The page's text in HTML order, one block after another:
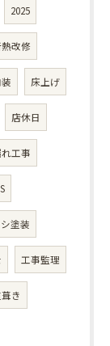
2025
改修
床上げ
店休日
工事
塗装
工事監理
き